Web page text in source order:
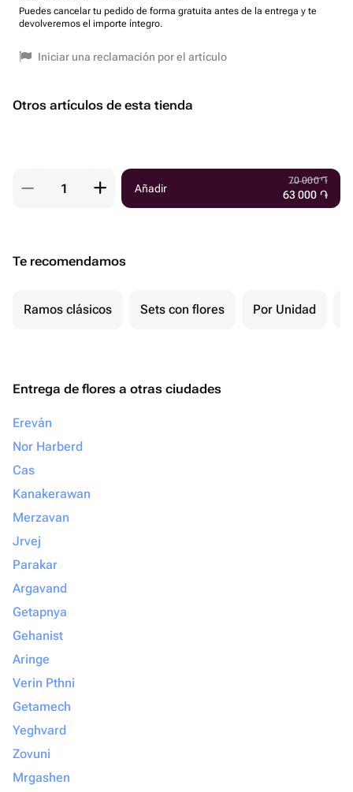
Puedes cancelar tu pedido de forma gratuita antes de la entrega y te
devolveremos el importe íntegro.
Iniciar una reclamación por el artículo
Otros artículos de esta tienda
Añadir
70 000֏
63 000 ֏
Te recomendamos
Ramos clásicos Sets con flores Por Unidad
Entrega de flores a otras ciudades
Ereván
Nor Harberd
Cas
Kanakerawan
Merzavan
Jrvej
Parakar
Argavand
Getapnya
Gehanist
Aringe
Verin Pthni
Getamech
Yeghvard
Zovuni
Mrgashen